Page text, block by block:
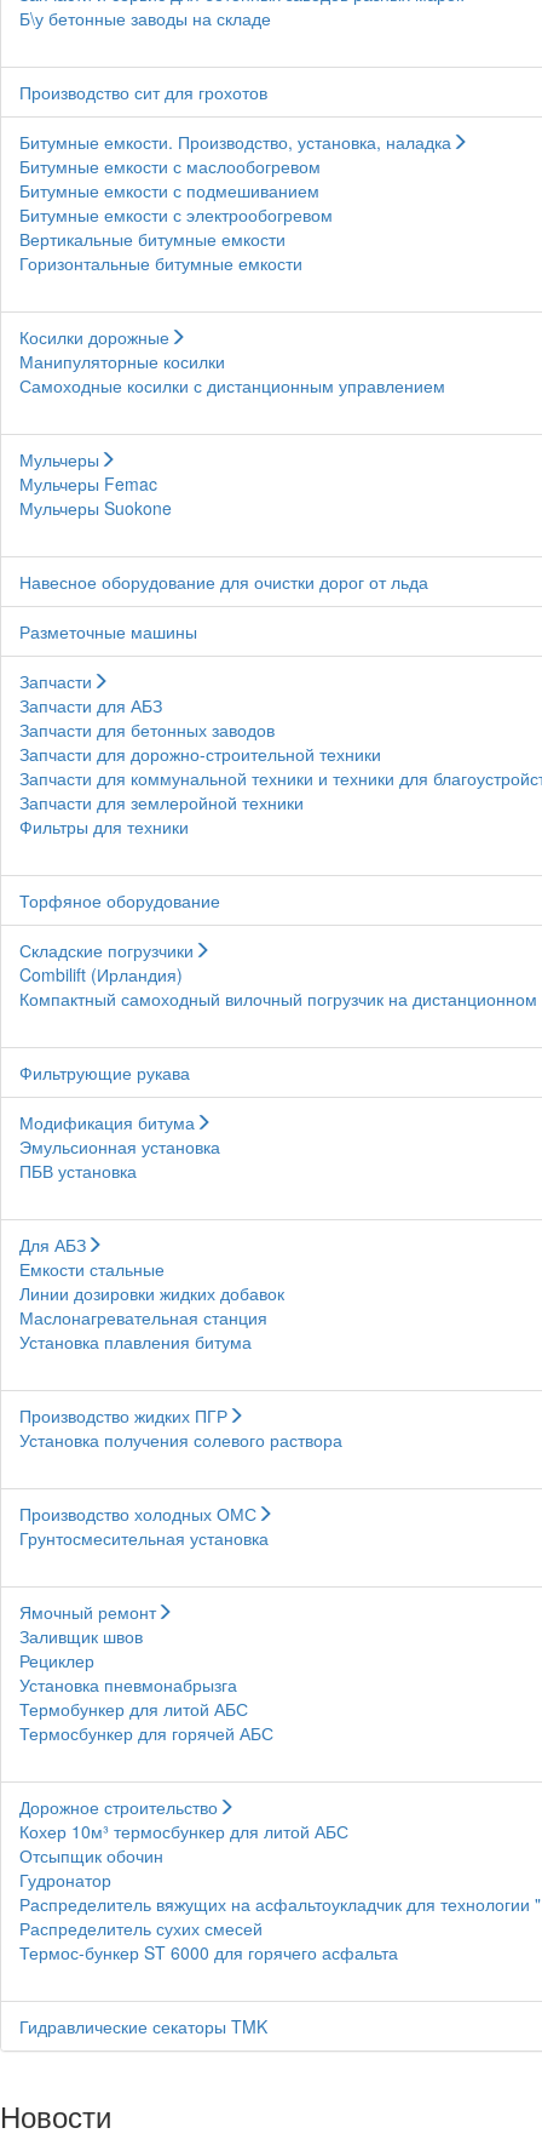
Б\у бетонные заводы на складе
Производство сит для грохотов
Битумные емкости. Производство, установка, наладка
Битумные емкости с маслообогревом
Битумные емкости с подмешиванием
Битумные емкости с электрообогревом
Вертикальные битумные емкости
Горизонтальные битумные емкости
Косилки дорожные
Манипуляторные косилки
Самоходные косилки с дистанционным управлением
Мульчеры
Мульчеры Femac
Мульчеры Suokone
Навесное оборудование для очистки дорог от льда
Разметочные машины
Запчасти
Запчасти для АБЗ
Запчасти для бетонных заводов
Запчасти для дорожно-строительной техники
Запчасти для коммунальной техники и техники для
Запчасти для землеройной техники
Фильтры для техники
Торфяное оборудование
Складские погрузчики
Combilift (Ирландия)
Компактный самоходный вилочный погрузчик на
Фильтрующие рукава
Модификация битума
Эмульсионная установка
ПБВ установка
Для АБЗ
Емкости стальные
Линии дозировки жидких добавок
Маслонагревательная станция
Установка плавления битума
Производство жидких ПГР
Установка получения солевого раствора
Производство холодных ОМС
Грунтосмесительная установка
Ямочный ремонт
Заливщик швов
Рециклер
Установка пневмонабрызга
Термобункер для литой АБС
Термосбункер для горячей АБС
Дорожное строительство
Кохер 10м³ термосбункер для литой АБС
Отсыпщик обочин
Гудронатор
Распределитель вяжущих на асфальтоукладчик для технологии
Распределитель сухих смесей
Термос-бункер ST 6000 для горячего асфальта
Гидравлические секаторы TMK
Новости